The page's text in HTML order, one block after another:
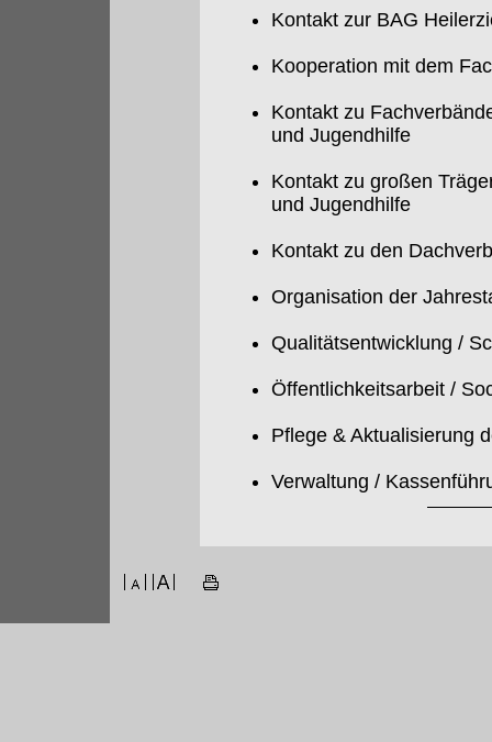
Kontakt zur BAG
Kooperation mit dem
Kontakt zu
und Jugendhilfe
Kontakt zu großen
und Jugendhilfe
Kontakt zu den
Organisation der
Qualitätsentwicklung /
Öffentlichkeitsarbeit /
Pflege & Aktualisierung
Verwaltung /